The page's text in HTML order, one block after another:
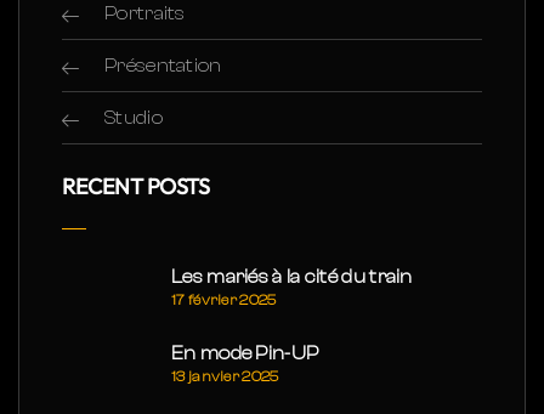
Portraits
Présentation
Studio
RECENT POSTS
Les mariés à la cité du train
17 février 2025
En mode Pin-UP
13 janvier 2025